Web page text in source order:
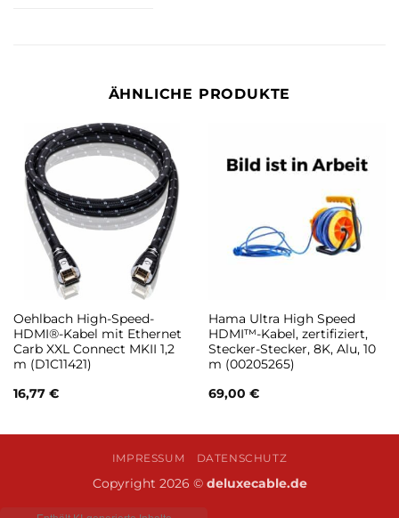
ÄHNLICHE PRODUKTE
Oehlbach High-Speed-
HDMI®-Kabel mit Ethernet
Carb XXL Connect MKII 1,2
m (D1C11421)
16,77 €
Hama Ultra High Speed
HDMI™-Kabel, zertifiziert,
Stecker-Stecker, 8K, Alu, 10
m (00205265)
69,00 €
IMPRESSUM DATENSCHUTZ
Copyright 2026 © deluxecable.de